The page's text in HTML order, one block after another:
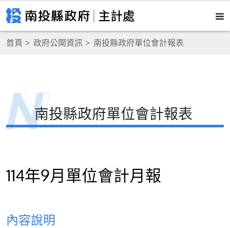
首頁 政府公開資訊 南投縣政府單位會計報表
南投縣政府單位會計報表
114年9月單位會計月報
內容說明